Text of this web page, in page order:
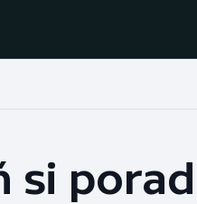
Baseball a softbal
si